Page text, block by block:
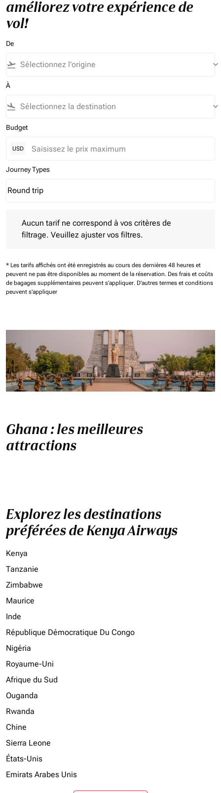
améliorez votre expérience de
vol!
De
flight_takeoff keyboard_arrow_down
À
flight_land keyboard_arrow_down
Budget
USD
Journey Types
Journey Types option Round trip Selected
Round trip
keyboard_arrow_down
Aucun tarif ne correspond à vos critères de
filtrage. Veuillez ajuster vos filtres.
* Les tarifs affichés ont été enregistrés au cours des dernières 48 heures et
peuvent ne pas être disponibles au moment de la réservation. Des frais et coûts
de bagages supplémentaires peuvent s'appliquer. D'autres termes et conditions
peuvent s'appliquer
Ghana : les meilleures
attractions
Explorez les destinations
préférées de Kenya Airways
Kenya
Tanzanie
Zimbabwe
Maurice
Inde
République Démocratique Du Congo
Nigéria
Royaume-Uni
Afrique du Sud
Ouganda
Rwanda
Chine
Sierra Leone
États-Unis
Emirats Arabes Unis